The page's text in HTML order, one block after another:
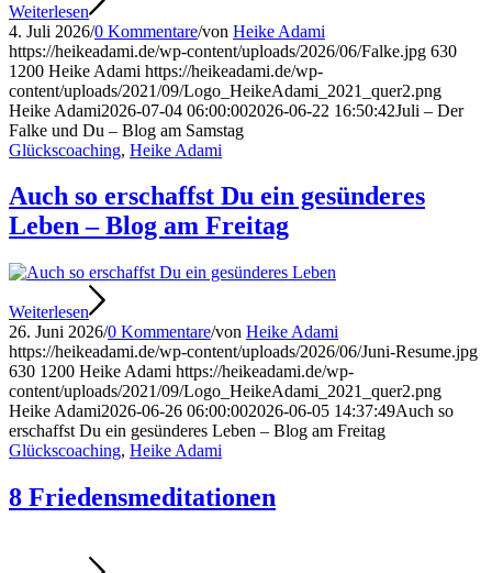
Weiterlesen
4. Juli 2026/0 Kommentare/von Heike Adami
https://heikeadami.de/wp-content/uploads/2026/06/Falke.jpg 630
1200 Heike Adami https://heikeadami.de/wp-
content/uploads/2021/09/Logo_HeikeAdami_2021_quer2.png
Heike Adami2026-07-04 06:00:002026-06-22 16:50:42Juli – Der
Falke und Du – Blog am Samstag
Glückscoaching, Heike Adami
Auch so erschaffst Du ein gesünderes
Leben – Blog am Freitag
Weiterlesen
26. Juni 2026/0 Kommentare/von Heike Adami
https://heikeadami.de/wp-content/uploads/2026/06/Juni-Resume.jpg
630 1200 Heike Adami https://heikeadami.de/wp-
content/uploads/2021/09/Logo_HeikeAdami_2021_quer2.png
Heike Adami2026-06-26 06:00:002026-06-05 14:37:49Auch so
erschaffst Du ein gesünderes Leben – Blog am Freitag
Glückscoaching, Heike Adami
8 Friedensmeditationen